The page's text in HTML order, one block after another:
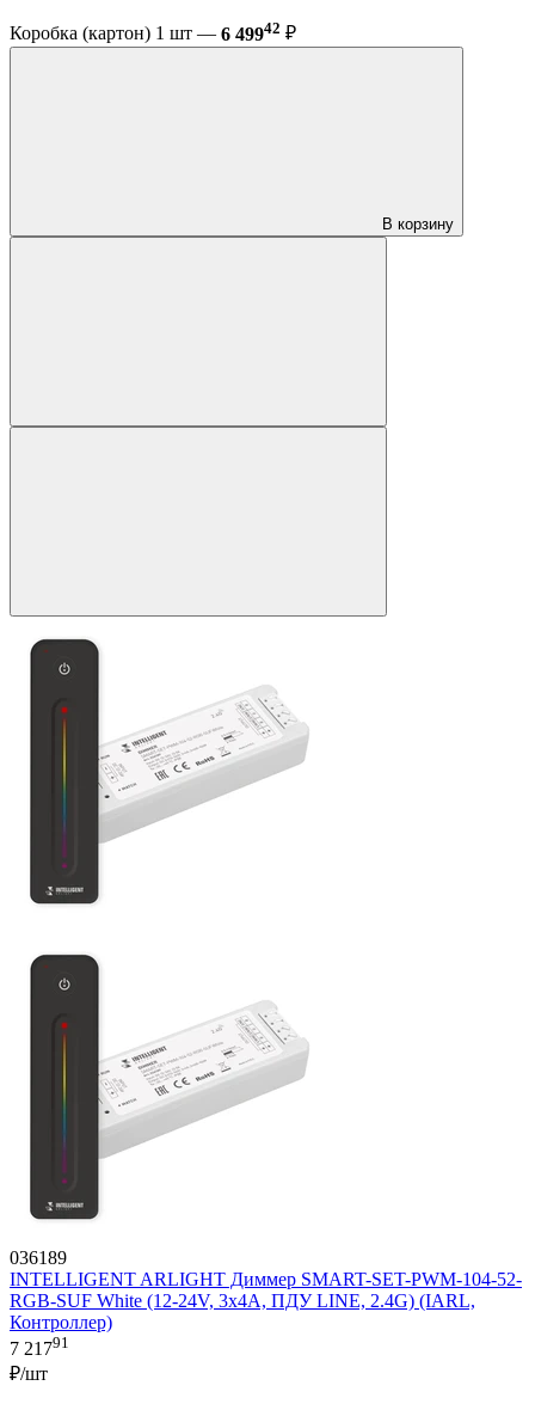
Коробка (картон) 1 шт — 6 49942 ₽
В корзину
036189
INTELLIGENT ARLIGHT Диммер SMART-SET-PWM-104-52-
RGB-SUF White (12-24V, 3x4A, ПДУ LINE, 2.4G) (IARL,
Контроллер)
7 21791
₽/шт